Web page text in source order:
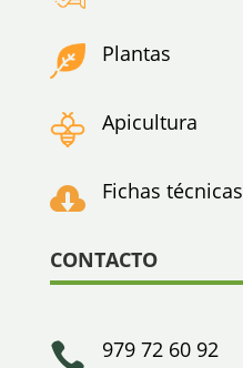
Plantas
Apicultura
 Fichas técnicas
CONTACTO
 979 72 60 92